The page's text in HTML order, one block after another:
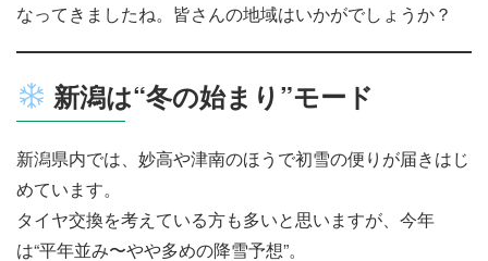
なってきましたね。皆さんの地域はいかがでしょうか？
新潟は“冬の始まり”モード
新潟県内では、妙高や津南のほうで初雪の便りが届きはじ
めています。
タイヤ交換を考えている方も多いと思いますが、今年
は“平年並み〜やや多めの降雪予想”。